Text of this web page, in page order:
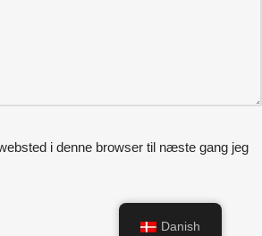
i denne browser til næste gang jeg
Danish